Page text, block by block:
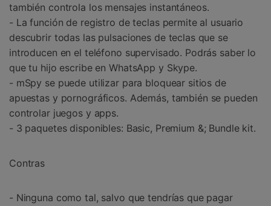
también controla los mensajes instantáneos.
- La función de registro de teclas permite al usuario
descubrir todas las pulsaciones de teclas que se
introducen en el teléfono supervisado. Podrás saber lo
que tu hijo escribe en WhatsApp y Skype.
- mSpy se puede utilizar para bloquear sitios de
apuestas y pornográficos. Además, también se pueden
controlar juegos y apps.
- 3 paquetes disponibles: Basic, Premium &; Bundle kit.
Contras
- Ninguna como tal, salvo que tendrías que pagar